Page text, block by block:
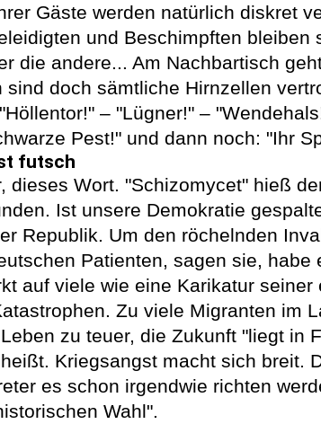
Gäste werden natürlich diskret
und Beschimpften
die andere... Am Nachbartisch
sind doch sämtliche Hirnzellen
– "Lügner!" –
Pest!" und dann noch: "Ihr
futsch
dieses Wort. "Schizomycet" hieß
Ist unsere Demokratie
Republik. Um den röchelnden
Patienten, sagen sie,
auf viele wie eine Karikatur
Zu viele Migranten im
zu teuer, die Zukunft "liegt in
Kriegsangst macht sich breit.
es schon irgendwie richten
Wahl".